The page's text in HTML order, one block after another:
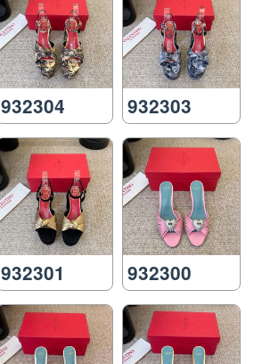
932304 932303
932301 932300